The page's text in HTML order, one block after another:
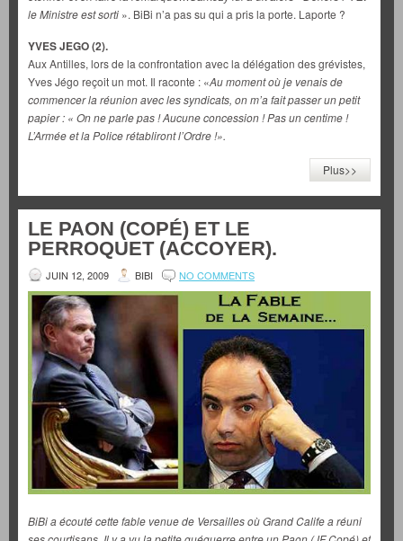
le Ministre est sorti ». BiBi n’a pas su qui a pris la porte. Laporte ?
YVES JEGO (2).
Aux Antilles, lors de la confrontation avec la délégation des grévistes,
Yves Jégo reçoit un mot. Il raconte : «Au moment où je venais de
commencer la réunion avec les syndicats, on m’a fait passer un petit
papier : « On ne parle pas ! Aucune concession ! Pas un centime !
L’Armée et la Police rétabliront l’Ordre !».
Plus>>
LE PAON (COPÉ) ET LE
PERROQUET (ACCOYER).
JUIN 12, 2009 BIBI NO COMMENTS
BiBi a écouté cette fable venue de Versailles où Grand Calife a réuni